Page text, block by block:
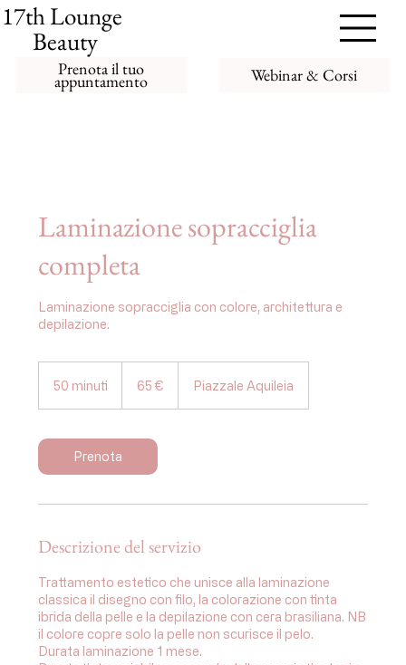
17th Lounge
Beauty
Prenota il tuo
appuntamento Webinar & Corsi
Laminazione sopracciglia
completa
Laminazione sopracciglia con colore, architettura e
depilazione.
50 minuti
i
n
u
i
65 € Piazzale Aquileia
Prenota
Descrizione del servizio
Trattamento estetico che unisce alla laminazione
classica il disegno con filo, la colorazione con tinta
ibrida della pelle e la depilazione con cera brasiliana. NB
il colore copre solo la pelle non scurisce il pelo.
Durata laminazione 1 mese.